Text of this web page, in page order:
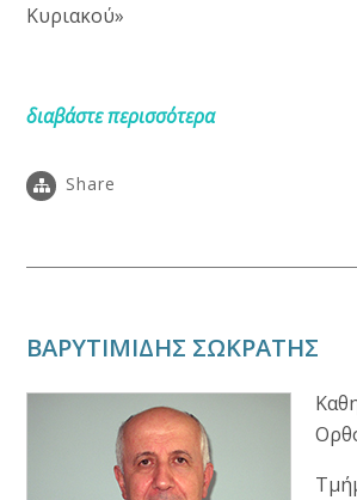
Κυριακού»
διαβάστε περισσότερα
Share
ΒΑΡΥΤΙΜΙΔΗΣ ΣΩΚΡΑΤΗΣ